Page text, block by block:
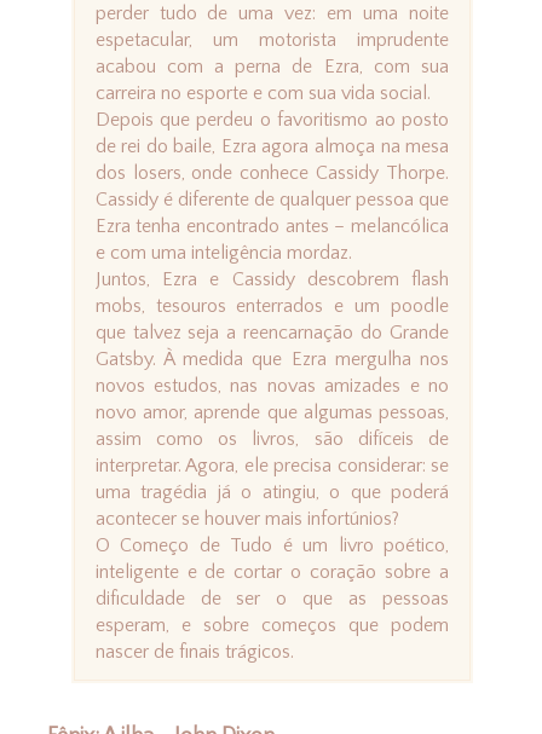
perder tudo de uma vez: em uma noite
espetacular, um motorista imprudente
acabou com a perna de Ezra, com sua
carreira no esporte e com sua vida social.
Depois que perdeu o favoritismo ao posto
de rei do baile, Ezra agora almoça na mesa
dos losers, onde conhece Cassidy Thorpe.
Cassidy é diferente de qualquer pessoa que
Ezra tenha encontrado antes – melancólica
e com uma inteligência mordaz.
Juntos, Ezra e Cassidy descobrem flash
mobs, tesouros enterrados e um poodle
que talvez seja a reencarnação do Grande
Gatsby. À medida que Ezra mergulha nos
novos estudos, nas novas amizades e no
novo amor, aprende que algumas pessoas,
assim como os livros, são difíceis de
interpretar. Agora, ele precisa considerar: se
uma tragédia já o atingiu, o que poderá
acontecer se houver mais infortúnios?
O Começo de Tudo é um livro poético,
inteligente e de cortar o coração sobre a
dificuldade de ser o que as pessoas
esperam, e sobre começos que podem
nascer de finais trágicos.